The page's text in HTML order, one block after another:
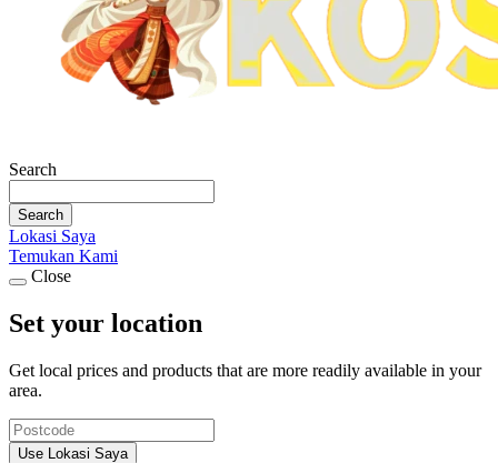
Search
Search
Lokasi Saya
Temukan Kami
Close
Set your location
Get local prices and products that are more readily available in your
area.
Use Lokasi Saya